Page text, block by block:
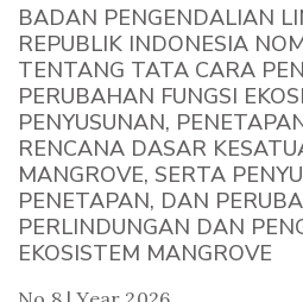
BADAN PENGENDALIAN
REPUBLIK INDONESIA
TENTANG TATA CARA
PERUBAHAN FUNGSI
PENYUSUNAN,
RENCANA DASAR
MANGROVE, SERTA
PENETAPAN, DAN
PERLINDUNGAN DAN
EKOSISTEM MANGROVE